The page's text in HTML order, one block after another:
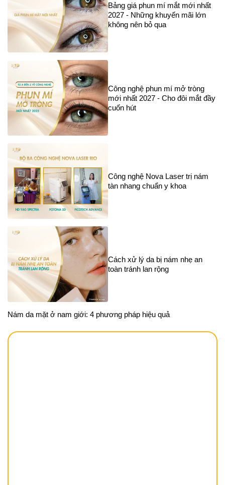
Bảng giá phun mí mắt mới nhất
2027 - Những khuyến mãi lớn
không nên bỏ qua
Công nghệ phun mí mở tròng
mới nhất 2027 - Cho đôi mắt đầy
cuốn hút
Công nghệ Nova Laser trị nám
tàn nhang chuẩn y khoa
Cách xử lý da bị nám nhẹ an
toàn tránh lan rộng
Nám da mặt ở nam giới: 4 phương pháp hiệu quả